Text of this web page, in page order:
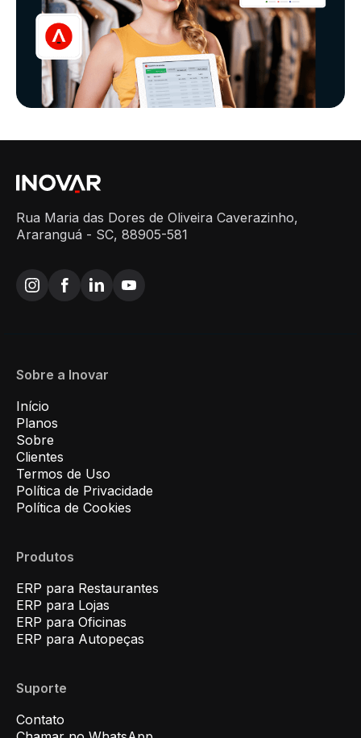
Rua Maria das Dores de Oliveira Caverazinho,
Araranguá - SC, 88905-581
Sobre a Inovar
Início
Planos
Sobre
Clientes
Termos de Uso
Política de Privacidade
Política de Cookies
Produtos
ERP para Restaurantes
ERP para Lojas
ERP para Oficinas
ERP para Autopeças
Suporte
Contato